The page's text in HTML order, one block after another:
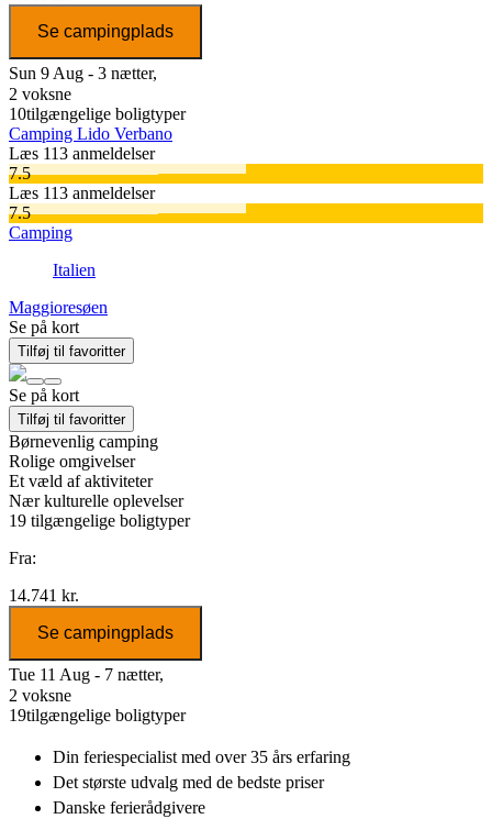
Se campingplads
Sun 9 Aug - 3 nætter,
2 voksne
10tilgængelige boligtyper
Camping Lido Verbano
Læs 113 anmeldelser
7.5
Læs 113 anmeldelser
7.5
Camping
Italien
Maggioresøen
Se på kort
Tilføj til favoritter
Se på kort
Tilføj til favoritter
Børnevenlig camping
Rolige omgivelser
Et væld af aktiviteter
Nær kulturelle oplevelser
19 tilgængelige boligtyper
Fra:
14.741 kr.
Se campingplads
Tue 11 Aug - 7 nætter,
2 voksne
19tilgængelige boligtyper
Din feriespecialistmed over 35 års erfaring
Det største udvalg med de bedste priser
Danske ferierådgivere